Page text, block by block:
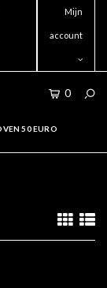
Mijn
account
0
50 EURO